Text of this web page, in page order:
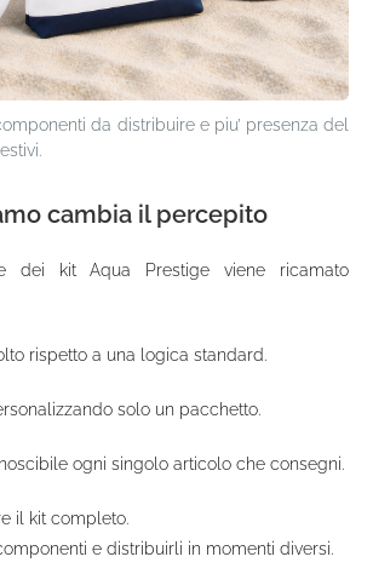
componenti da distribuire e piu’ presenza del
cambia il percepito
dei kit Aqua Prestige viene ricamato
rispetto a una logica standard.
solo un pacchetto.
ogni singolo articolo che consegni.
il kit completo.
e distribuirli in momenti diversi.